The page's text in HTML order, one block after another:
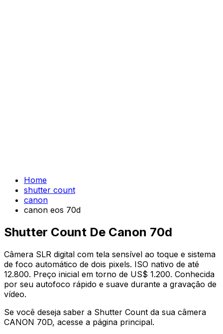
Home
shutter count
canon
canon eos 70d
Shutter Count De Canon 70d
Câmera SLR digital com tela sensível ao toque e sistema
de foco automático de dois pixels. ISO nativo de até
12.800. Preço inicial em torno de US$ 1.200. Conhecida
por seu autofoco rápido e suave durante a gravação de
vídeo.
Se você deseja saber a Shutter Count da sua câmera
CANON 70D, acesse a página principal.